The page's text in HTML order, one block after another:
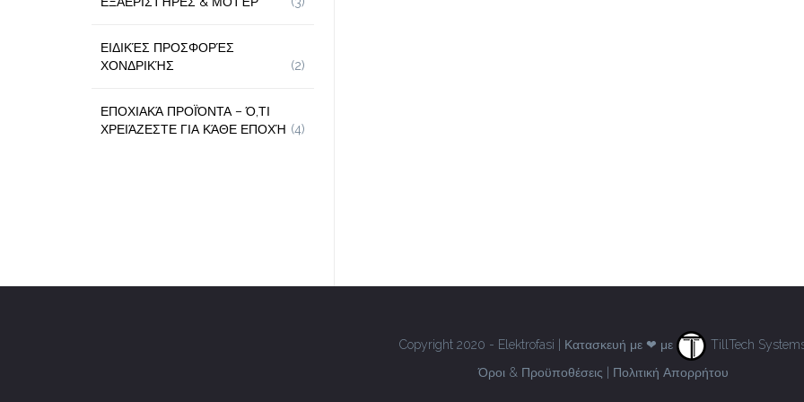
ΕΙΔΙΚΈΣ ΠΡΟΣΦΟΡΈΣ
ΧΟΝΔΡΙΚΉΣ
(2)
ΕΠΟΧΙΑΚΆ ΠΡΟΪΌΝΤΑ – Ό,ΤΙ
ΧΡΕΙΆΖΕΣΤΕ ΓΙΑ ΚΆΘΕ ΕΠΟΧΉ (4)
Copyright 2020 - Elektrofasi | Κατασκευή με ❤ με
TillTech
Όροι & Προϋποθέσεις
Πολιτική Απορρήτου